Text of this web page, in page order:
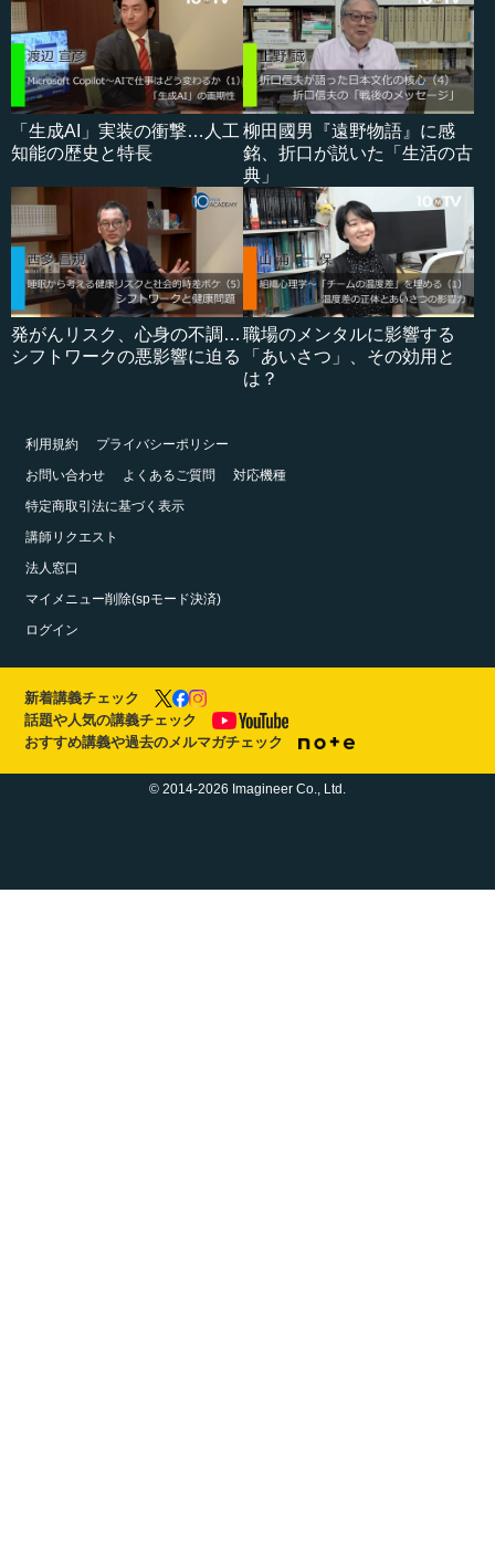
「生成AI」実装の衝撃…人工
知能の歴史と特長
柳田國男『遠野物語』に感
銘、折口が説いた「生活の古
典」
発がんリスク、心身の不調…
シフトワークの悪影響に迫る
職場のメンタルに影響する
「あいさつ」、その効用と
は？
利用規約
プライバシーポリシー
お問い合わせ
よくあるご質問
対応機種
特定商取引法に基づく表示
講師リクエスト
法人窓口
マイメニュー削除(spモード決済)
ログイン
新着講義チェック
話題や人気の講義チェック
おすすめ講義や過去のメルマガチェック
© 2014-2026 Imagineer Co., Ltd.